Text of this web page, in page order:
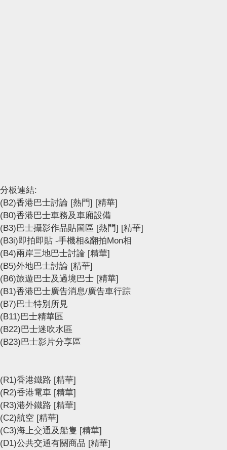
分板連結:
(B2)香港巴士討論 [熱門] [精華]
(B0)香港巴士車務及車廂設備
(B3)巴士攝影作品貼圖區 [熱門] [精華]
(B3i)即拍即貼 -手機相&翻拍Mon相
(B4)兩岸三地巴士討論 [精華]
(B5)外地巴士討論 [精華]
(B6)旅遊巴士及過境巴士 [精華]
(B1)香港巴士廣告消息/廣告車行踪
(B7)巴士特別所見
(B11)巴士精華區
(B22)巴士迷吹水區
(B23)巴士影片分享區
(R1)香港鐵路 [精華]
(R2)香港電車 [精華]
(R3)港外鐵路 [精華]
(C2)航空 [精華]
(C3)海上交通及船隻 [精華]
(D1)公共交通有關商品 [精華]